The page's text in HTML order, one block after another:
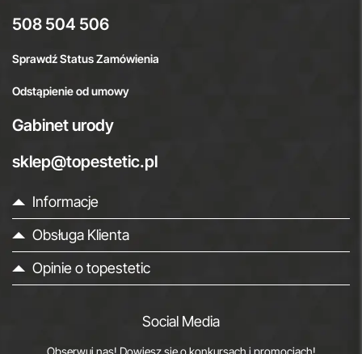
508 504 506
Sprawdź Status Zamówienia
Odstąpienie od umowy
Gabinet urody
sklep@topestetic.pl
Informacje
Obsługa Klienta
Opinie o topestetic
Social Media
Obserwuj nas! Dowiesz się o konkursach i promocjach!